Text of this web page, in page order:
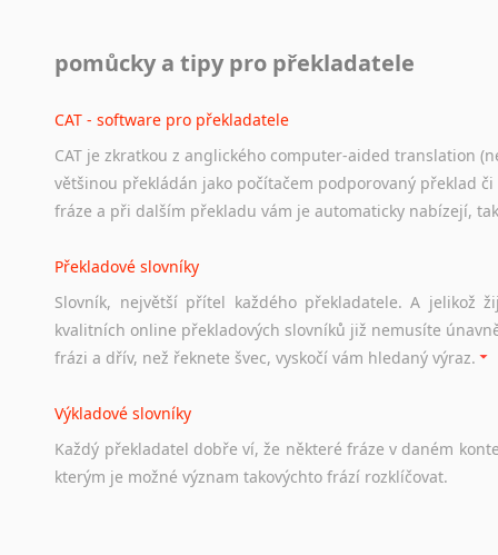
Odkazy poskytující cenné informace nekomerčního
Studium v Austrálii
Soubor odkazů užitečných všem, kteří uvažují o studiu v
a zázemí, australské univerzity a samozřejmě i osobní
Práce v Austrálii
Odkazy poskytující cenné informace nekomerčního
hledat práci na internetu případně osobní zkušenosti
Hledáte-li
práci
stejná obecná pravidla, jako pro český životopis. Tak dost
pomůcky a tipy pro překladatele
CAT - software pro překladatele
CAT je zkratkou z anglického computer-aided translation
většinou překládán jako počítačem podporovaný překlad
fráze a při dalším překladu vám je automaticky nabízejí,
Překladové slovníky
Slovník, největší přítel každého překladatele. A jelikož
kvalitních online překladových slovníků již nemusíte
frázi a dřív, než řeknete švec, vyskočí vám hledaný výraz.
Výkladové slovníky
Každý překladatel dobře ví, že některé fráze v daném
kterým je možné význam takovýchto frází rozklíčovat.